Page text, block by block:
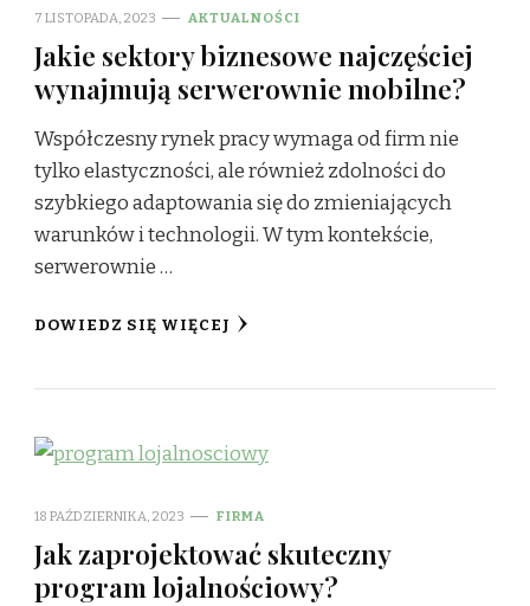
7 LISTOPADA, 2023 AKTUALNOŚCI
Jakie sektory biznesowe najczęściej
wynajmują serwerownie mobilne?
Współczesny rynek pracy wymaga od firm nie
tylko elastyczności, ale również zdolności do
szybkiego adaptowania się do zmieniających
warunków i technologii. W tym kontekście,
serwerownie …
DOWIEDZ SIĘ WIĘCEJ
18 PAŹDZIERNIKA, 2023 FIRMA
Jak zaprojektować skuteczny
program lojalnościowy?